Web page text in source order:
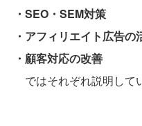
・SEO・SEM対策
・アフィリエイト広告の
・顧客対応の改善
ではそれぞれ説明して